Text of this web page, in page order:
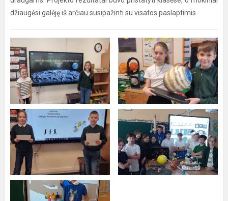
džiaugėsi galėję iš arčiau susipažinti su visatos paslaptimis.